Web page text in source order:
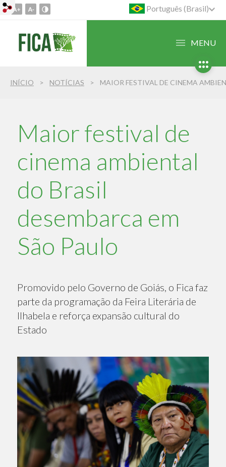
Ir
conteúdo
para
para
Português (Brasil)
MENU
INÍCIO NOTÍCIAS
Maior festival de
cinema ambiental
do Brasil
desembarca em
São Paulo
Promovido pelo Governo de Goiás, o Fica faz
parte da programação da Feira Literária de
Ilhabela e reforça expansão cultural do
Estado